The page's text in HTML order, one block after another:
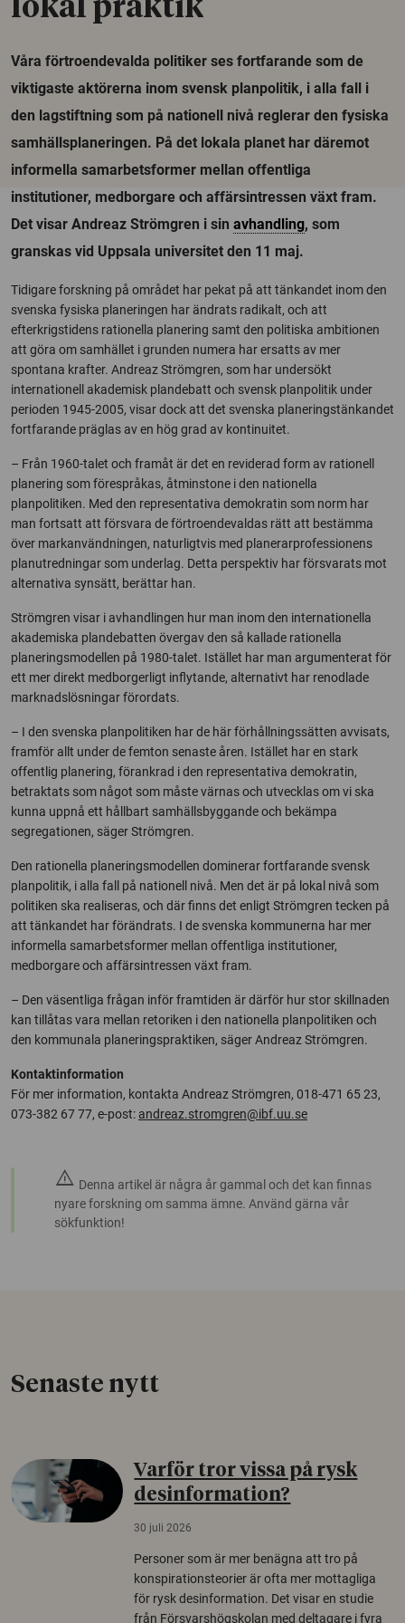
lokal praktik
Våra förtroendevalda politiker ses fortfarande som de
viktigaste aktörerna inom svensk planpolitik, i alla fall i
den lagstiftning som på nationell nivå reglerar den fysiska
samhällsplaneringen. På det lokala planet har däremot
informella samarbetsformer mellan offentliga
institutioner, medborgare och affärsintressen växt fram.
Det visar Andreaz Strömgren i sin avhandling, som
granskas vid Uppsala universitet den 11 maj.
Tidigare forskning på området har pekat på att tänkandet inom den
svenska fysiska planeringen har ändrats radikalt, och att
efterkrigstidens rationella planering samt den politiska ambitionen
att göra om samhället i grunden numera har ersatts av mer
spontana krafter. Andreaz Strömgren, som har undersökt
internationell akademisk plandebatt och svensk planpolitik under
perioden 1945-2005, visar dock att det svenska planeringstänkandet
fortfarande präglas av en hög grad av kontinuitet.
– Från 1960-talet och framåt är det en reviderad form av rationell
planering som förespråkas, åtminstone i den nationella
planpolitiken. Med den representativa demokratin som norm har
man fortsatt att försvara de förtroendevaldas rätt att bestämma
över markanvändningen, naturligtvis med planerarprofessionens
planutredningar som underlag. Detta perspektiv har försvarats mot
alternativa synsätt, berättar han.
Strömgren visar i avhandlingen hur man inom den internationella
akademiska plandebatten övergav den så kallade rationella
planeringsmodellen på 1980-talet. Istället har man argumenterat för
ett mer direkt medborgerligt inflytande, alternativt har renodlade
marknadslösningar förordats.
– I den svenska planpolitiken har de här förhållningssätten avvisats,
framför allt under de femton senaste åren. Istället har en stark
offentlig planering, förankrad i den representativa demokratin,
betraktats som något som måste värnas och utvecklas om vi ska
kunna uppnå ett hållbart samhällsbyggande och bekämpa
segregationen, säger Strömgren.
Den rationella planeringsmodellen dominerar fortfarande svensk
planpolitik, i alla fall på nationell nivå. Men det är på lokal nivå som
politiken ska realiseras, och där finns det enligt Strömgren tecken på
att tänkandet har förändrats. I de svenska kommunerna har mer
informella samarbetsformer mellan offentliga institutioner,
medborgare och affärsintressen växt fram.
– Den väsentliga frågan inför framtiden är därför hur stor skillnaden
kan tillåtas vara mellan retoriken i den nationella planpolitiken och
den kommunala planeringspraktiken, säger Andreaz Strömgren.
Kontaktinformation
För mer information, kontakta Andreaz Strömgren, 018-471 65 23,
073-382 67 77, e-post:andreaz.stromgren@ibf.uu.se
warning Denna artikel är några år gammal och det kan finnas
nyare forskning om samma ämne. Använd gärna vår
sökfunktion!
Senaste nytt
Varför tror vissa på rysk
desinformation?
30 juli 2026
Personer som är mer benägna att tro på
konspirationsteorier är ofta mer mottagliga
för rysk desinformation. Det visar en studie
från Försvarshögskolan med deltagare i fyra